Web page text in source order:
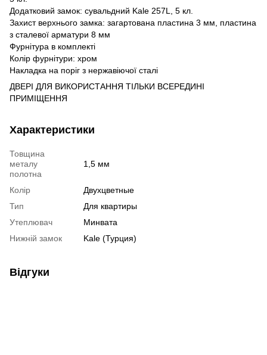
Додатковий замок: сувальдний Kale 257L, 5 кл.
Захист верхнього замка: загартована пластина 3 мм, пластина
з сталевої арматури 8 мм
Фурнітура в комплекті
Колір фурнітури: хром
Накладка на поріг з нержавіючої сталі
ДВЕРІ ДЛЯ ВИКОРИСТАННЯ ТІЛЬКИ ВСЕРЕДИНІ
ПРИМІЩЕННЯ
Характеристики
Товщина
металу
полотна
1,5 мм
Колір
Двухцветные
Тип
Для квартиры
Утеплювач
Минвата
Нижній замок
Kale (Турция)
Відгуки